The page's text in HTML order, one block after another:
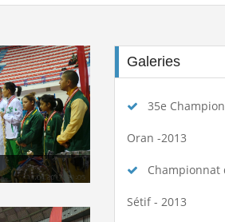
Engagement des
Classement
Galeries
35e
Oran -2013
Championnat
Sétif - 2013